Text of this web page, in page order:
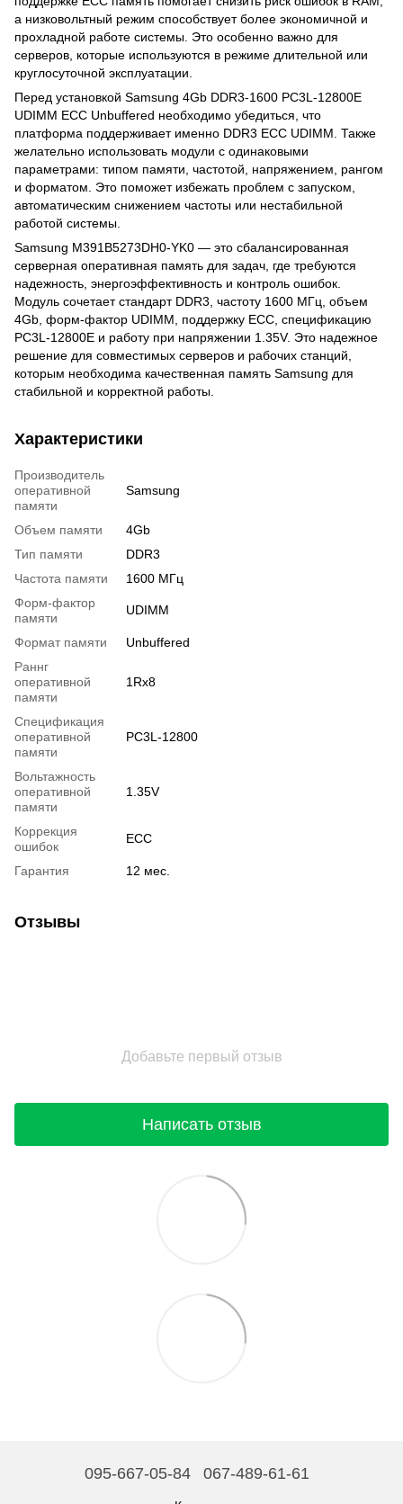
а низковольтный режим способствует более экономичной и
прохладной работе системы. Это особенно важно для
серверов, которые используются в режиме длительной или
круглосуточной эксплуатации.
Перед установкой Samsung 4Gb DDR3-1600 PC3L-12800E
UDIMM ECC Unbuffered необходимо убедиться, что
платформа поддерживает именно DDR3 ECC UDIMM. Также
желательно использовать модули с одинаковыми
параметрами: типом памяти, частотой, напряжением, рангом
и форматом. Это поможет избежать проблем с запуском,
автоматическим снижением частоты или нестабильной
работой системы.
Samsung M391B5273DH0-YK0 — это сбалансированная
серверная оперативная память для задач, где требуются
надежность, энергоэффективность и контроль ошибок.
Модуль сочетает стандарт DDR3, частоту 1600 МГц, объем
4Gb, форм-фактор UDIMM, поддержку ECC, спецификацию
PC3L-12800E и работу при напряжении 1.35V. Это надежное
решение для совместимых серверов и рабочих станций,
которым необходима качественная память Samsung для
стабильной и корректной работы.
Характеристики
Производитель
оперативной
памяти
Samsung
Объем памяти
4Gb
Тип памяти
DDR3
Частота памяти
1600 МГц
Форм-фактор
памяти
UDIMM
Формат памяти
Unbuffered
Раннг
оперативной
памяти
1Rx8
Спецификация
оперативной
памяти
PC3L-12800
Вольтажность
оперативной
памяти
1.35V
Коррекция
ошибок
ECC
Гарантия 12 мес.
Отзывы
Добавьте первый отзыв
Написать отзыв
095-667-05-84 067-489-61-61